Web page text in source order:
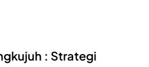
: Strategi